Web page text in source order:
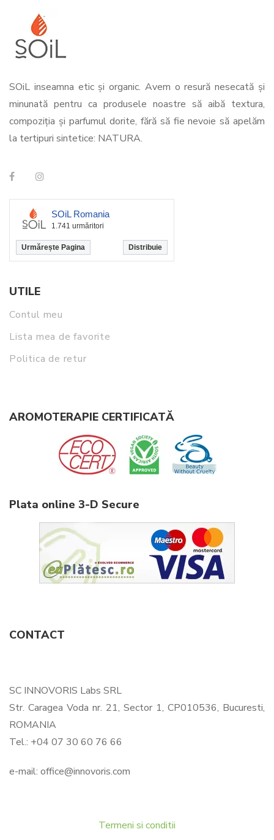
SOiL inseamna etic și organic. Avem o resură nesecată și
minunată pentru ca produsele noastre să aibă textura,
compoziția și parfumul dorite, fără să fie nevoie să apelăm
la tertipuri sintetice: NATURA.
SOiL Romania
1.741 urmăritori
Urmărește Pagina Distribuie
UTILE
Contul meu
Lista mea de favorite
Politica de retur
AROMOTERAPIE CERTIFICATĂ
Plata online 3-D Secure
CONTACT
SC INNOVORIS Labs SRL
Str. Caragea Voda nr. 21, Sector 1, CP010536, Bucuresti,
ROMANIA
Tel.: +04 07 30 60 76 66
e-mail: office@innovoris.com
Termeni si conditii